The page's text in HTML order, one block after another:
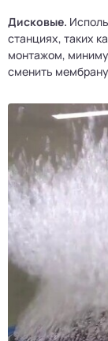
Дисковые.
станциях, таких
монтажом,
сменить